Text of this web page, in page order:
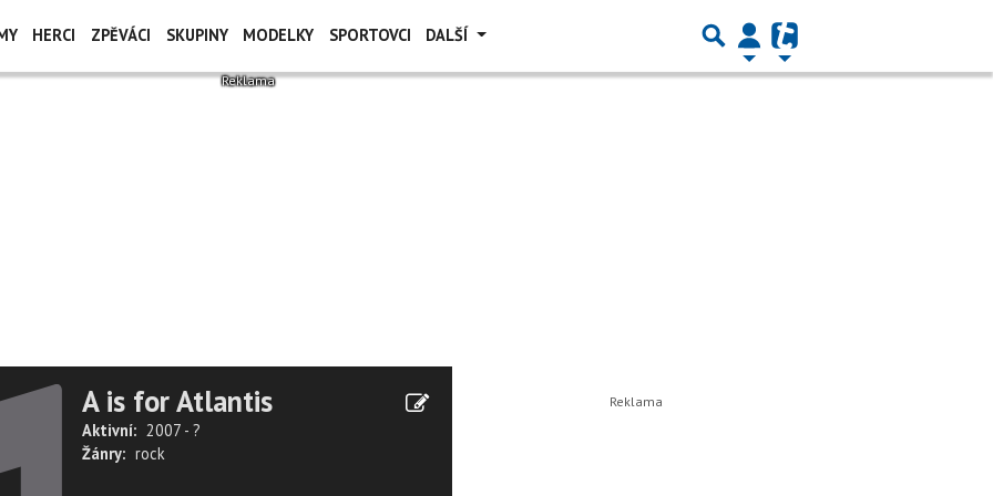
HERCI ZPĚVÁCI SKUPINY MODELKY SPORTOVCI DALŠÍ
A is for Atlantis
Aktivní: 2007 - ?
Žánry: rock